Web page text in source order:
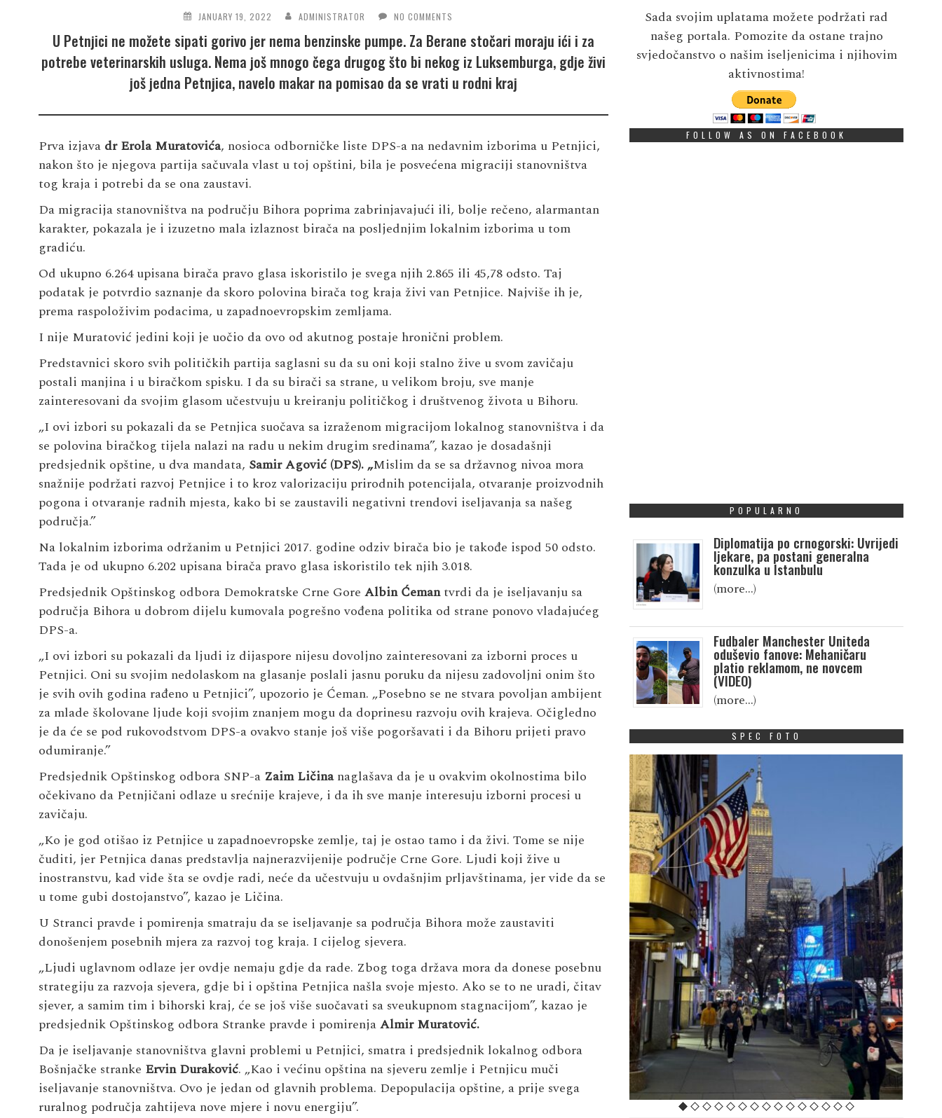
JANUARY 19, 2022 ADMINISTRATOR NO COMMENTS
U Petnjici ne možete sipati gorivo jer nema benzinske pumpe. Za Berane stočari moraju ići i za
potrebe veterinarskih usluga. Nema još mnogo čega drugog što bi nekog iz Luksemburga, gdje živi
još jedna Petnjica, navelo makar na pomisao da se vrati u rodni kraj
Prva izjava dr Erola Muratovića, nosioca odborničke liste DPS-a na nedavnim izborima u Petnjici,
nakon što je njegova partija sačuvala vlast u toj opštini, bila je posvećena migraciji stanovništva
tog kraja i potrebi da se ona zaustavi.
Da migracija stanovništva na području Bihora poprima zabrinjavajući ili, bolje rečeno, alarmantan
karakter, pokazala je i izuzetno mala izlaznost birača na posljednjim lokalnim izborima u tom
gradiću.
Od ukupno 6.264 upisana birača pravo glasa iskoristilo je svega njih 2.865 ili 45,78 odsto. Taj
podatak je potvrdio saznanje da skoro polovina birača tog kraja živi van Petnjice. Najviše ih je,
prema raspoloživim podacima, u zapadnoevropskim zemljama.
I nije Muratović jedini koji je uočio da ovo od akutnog postaje hronični problem.
Predstavnici skoro svih političkih partija saglasni su da su oni koji stalno žive u svom zavičaju
postali manjina i u biračkom spisku. I da su birači sa strane, u velikom broju, sve manje
zainteresovani da svojim glasom učestvuju u kreiranju političkog i društvenog života u Bihoru.
„I ovi izbori su pokazali da se Petnjica suočava sa izraženom migracijom lokalnog stanovništva i da
se polovina biračkog tijela nalazi na radu u nekim drugim sredinama”, kazao je dosadašnji
predsjednik opštine, u dva mandata, Samir Agović(DPS). „Mislim da se sa državnog nivoa mora
snažnije podržati razvoj Petnjice i to kroz valorizaciju prirodnih potencijala, otvaranje proizvodnih
pogona i otvaranje radnih mjesta, kako bi se zaustavili negativni trendovi iseljavanja sa našeg
područja.”
Na lokalnim izborima održanim u Petnjici 2017. godine odziv birača bio je takođe ispod 50 odsto.
Tada je od ukupno 6.202 upisana birača pravo glasa iskoristilo tek njih 3.018.
Predsjednik Opštinskog odbora Demokratske Crne Gore Albin Ćemantvrdi da je iseljavanju sa
područja Bihora u dobrom dijelu kumovala pogrešno vođena politika od strane ponovo vladajućeg
DPS-a.
„I ovi izbori su pokazali da ljudi iz dijaspore nijesu dovoljno zainteresovani za izborni proces u
Petnjici. Oni su svojim nedolaskom na glasanje poslali jasnu poruku da nijesu zadovoljni onim što
je svih ovih godina rađeno u Petnjici”, upozorio je Ćeman. „Posebno se ne stvara povoljan ambijent
za mlade školovane ljude koji svojim znanjem mogu da doprinesu razvoju ovih krajeva. Očigledno
je da će se pod rukovodstvom DPS-a ovakvo stanje još više pogoršavati i da Bihoru prijeti pravo
odumiranje.”
Predsjednik Opštinskog odbora SNP-a Zaim Ličinanaglašava da je u ovakvim okolnostima bilo
očekivano da Petnjičani odlaze u srećnije krajeve, i da ih sve manje interesuju izborni procesi u
zavičaju.
„Ko je god otišao iz Petnjice u zapadnoevropske zemlje, taj je ostao tamo i da živi. Tome se nije
čuditi, jer Petnjica danas predstavlja najnerazvijenije područje Crne Gore. Ljudi koji žive u
inostranstvu, kad vide šta se ovdje radi, neće da učestvuju u ovdašnjim prljavštinama, jer vide da se
u tome gubi dostojanstvo”, kazao je Ličina.
U Stranci pravde i pomirenja smatraju da se iseljavanje sa područja Bihora može zaustaviti
donošenjem posebnih mjera za razvoj tog kraja. I cijelog sjevera.
„Ljudi uglavnom odlaze jer ovdje nemaju gdje da rade. Zbog toga država mora da donese posebnu
strategiju za razvoja sjevera, gdje bi i opština Petnjica našla svoje mjesto. Ako se to ne uradi, čitav
sjever, a samim tim i bihorski kraj, će se još više suočavati sa sveukupnom stagnacijom”, kazao je
predsjednik Opštinskog odbora Stranke pravde i pomirenjaAlmir Muratović.
Da je iseljavanje stanovništva glavni problemi u Petnjici, smatra i predsjednik lokalnog odbora
Bošnjačke stranke Ervin Duraković. „Kao i većinu opština na sjeveru zemlje i Petnjicu muči
iseljavanje stanovništva. Ovo je jedan od glavnih problema. Depopulacija opštine, a prije svega
ruralnog područja zahtijeva nove mjere i novu energiju”.
Sada svojim uplatama možete podržati rad
našeg portala. Pomozite da ostane trajno
svjedočanstvo o našim iseljenicima i njihovim
aktivnostima!
FOLLOW AS ON FACEBOOK
POPULARNO
Diplomatija po crnogorski: Uvrijedi
ljekare, pa postani generalna
konzulka u Istanbulu
(more…)
Fudbaler Manchester Uniteda
oduševio fanove: Mehaničaru
platio reklamom, ne novcem
(VIDEO)
(more…)
SPEC FOTO